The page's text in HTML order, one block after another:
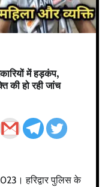
में हड़कंप,
की हो रही जांच
हरिद्वार पुलिस के